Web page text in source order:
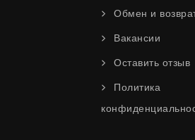
Обмен и
Вакансии
Оставить отзыв
Политика